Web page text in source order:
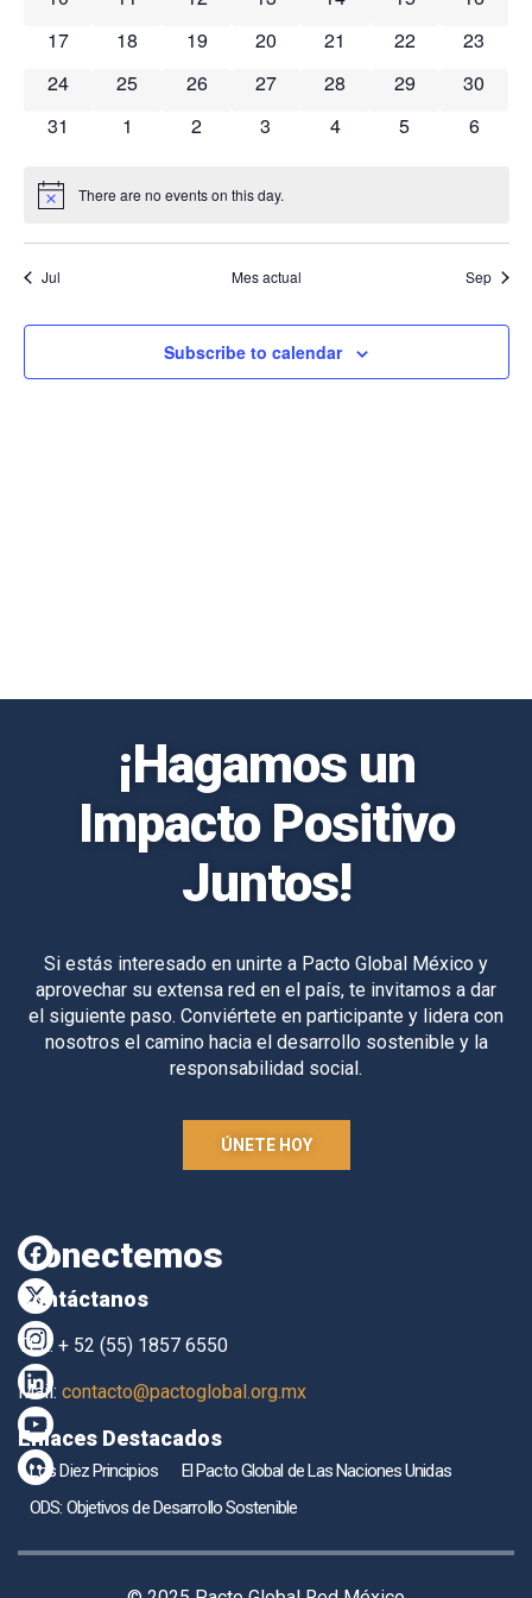
0 eventos
17 0 eventos
18 0 eventos
19 0 eventos
20 0 eventos
21 0 eventos
22 0
23
0 eventos
24 0 eventos
25 0 eventos
26 0 eventos
27 0 eventos
28 0 eventos
29 0
30
0 eventos
31 0 eventos
1 0 eventos
2 0 eventos
3 0 eventos
4 0 eventos
5 0
6
Notice There are no events on this day.
Jul Mes actual Sep
Subscribe to calendar
¡Hagamos un
Impacto Positivo
Juntos!
Si estás interesado en unirte a Pacto Global México y
aprovechar su extensa red en el país, te invitamos a dar
el siguiente paso. Conviértete en participante y lidera con
nosotros el camino hacia el desarrollo sostenible y la
responsabilidad social.
ÚNETE HOY
Conectemos
Contáctanos
TEL. + 52 (55) 1857 6550
Mail: contacto@pactoglobal.org.mx
Enlaces Destacados
Los Diez Principios
El Pacto Global de Las Naciones Unidas
ODS: Objetivos de Desarrollo Sostenible